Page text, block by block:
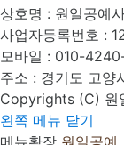
상호명 : 원일공예
사업자등록번호 :
모바일 : 010-
주소 : 경기도 고양
Copyrights (C) 원
왼쪽 메뉴 닫기
메뉴확장 원일공예